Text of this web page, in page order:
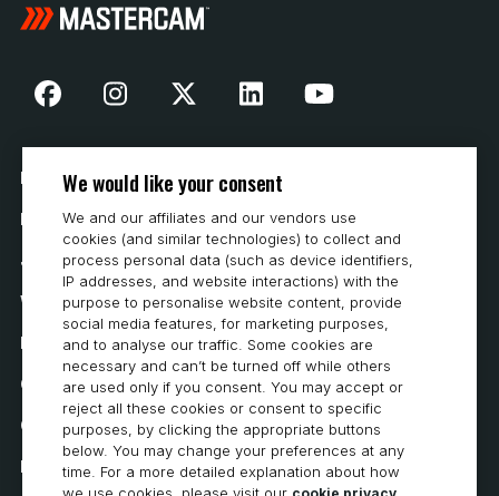
Nasza historia
Kontakt
Jak kupować
Wymagania systemowe
Prywatność
Oświadczenie o ochronie prywatności
Oświadczenie o dostępności
Polityka dotycząca plików cookie
We would like your consent
We and our affiliates and our vendors use
cookies (and similar technologies) to collect and
process personal data (such as device identifiers,
IP addresses, and website interactions) with the
purpose to personalise website content, provide
social media features, for marketing purposes,
and to analyse our traffic. Some cookies are
necessary and can’t be turned off while others
are used only if you consent. You may accept or
reject all these cookies or consent to specific
purposes, by clicking the appropriate buttons
below. You may change your preferences at any
time. For a more detailed explanation about how